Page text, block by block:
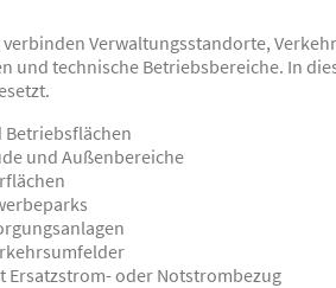
Verwaltungsstandorte,
und technische Betriebsbereiche. In
Betriebsflächen
und Außenbereiche
Ersatzstrom- oder Notstrombezug